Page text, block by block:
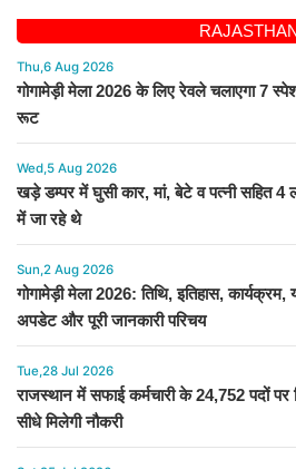
Thu,6 Aug 2026
गोगामेड़ी मेला 2026 के लिए रेवले चलाएगा 7
रूट
Wed,5 Aug 2026
खड़े डम्पर में घुसी कार, मां, बेटे व पत्नी सहित 4
में जा रहे थे
Sun,2 Aug 2026
गोगामेड़ी मेला 2026: तिथि, इतिहास, कार्यक्रम,
अपडेट और पूरी जानकारी परिचय
Tue,28 Jul 2026
राजस्थान में सफाई कर्मचारी के 24,752 पदों पर
सीधे मिलेगी नौकरी